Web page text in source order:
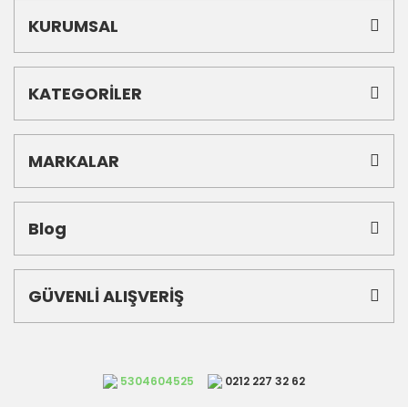
KURUMSAL
KATEGORİLER
MARKALAR
Blog
GÜVENLİ ALIŞVERİŞ
5304604525 0212 227 32 62